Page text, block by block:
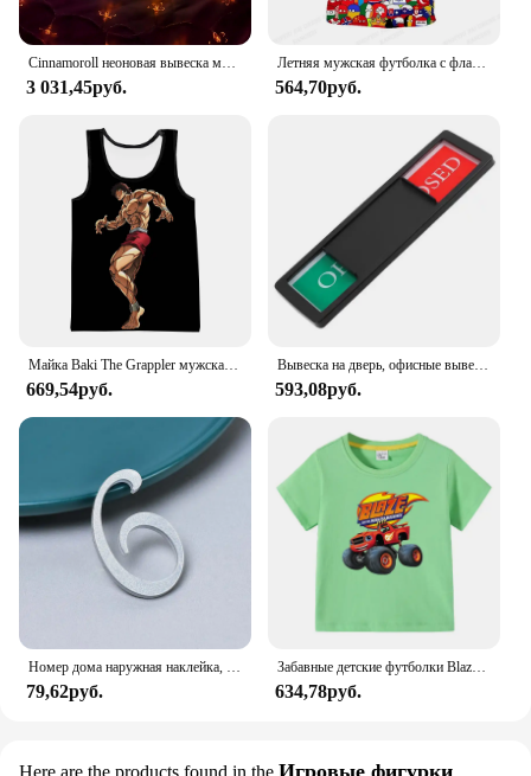
Cinnamoroll неоновая вывеска милый светодиодный неоновый для спальни игровой комнаты квартира японский персонаж мультфильма собака домашний декор комнаты подарок для детей
3 031,45руб.
Летняя мужская футболка с флагом мира, футболки с 3d принтом для мужчин и женщин, модная футболка с коротким рукавом, детские топы, футболки для мальчиков, футболка с флагом
564,70руб.
Майка Baki The Grappler мужская с аниме 3D принтом, модная уличная одежда, топ без рукавов, жилет для фитнеса и спортзала, одежда оверсайз
669,54руб.
Вывеска на дверь, офисные вывески Privacydo Disturb, открытая, закрытая, не вывеска, встреча, домашний туалет, красная выдвижная доска, туалет
593,08руб.
Номер дома наружная наклейка, самоклеящаяся цифра для квартиры, адрес для гостиницы, офиса, номер двери для жилых помещений на входной двери
79,62руб.
Забавные детские футболки Blaze And The Monster Machine с мультяшным принтом, крутая летняя футболка для маленьких мальчиков, детские топы, одежда для девочек
634,78руб.
Here are the products found in the